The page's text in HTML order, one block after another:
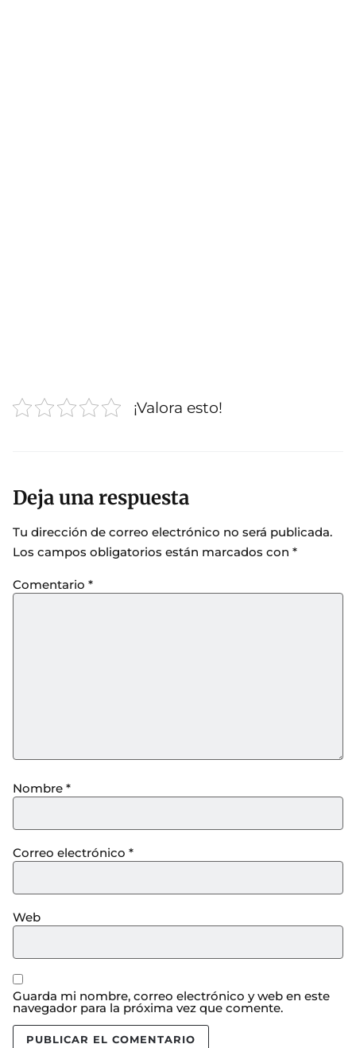
¡Valora esto!
Deja una respuesta
Tu dirección de correo electrónico no será publicada.
Los campos obligatorios están marcados con *
Comentario *
Nombre *
Correo electrónico *
Web
Guarda mi nombre, correo electrónico y web en este
navegador para la próxima vez que comente.